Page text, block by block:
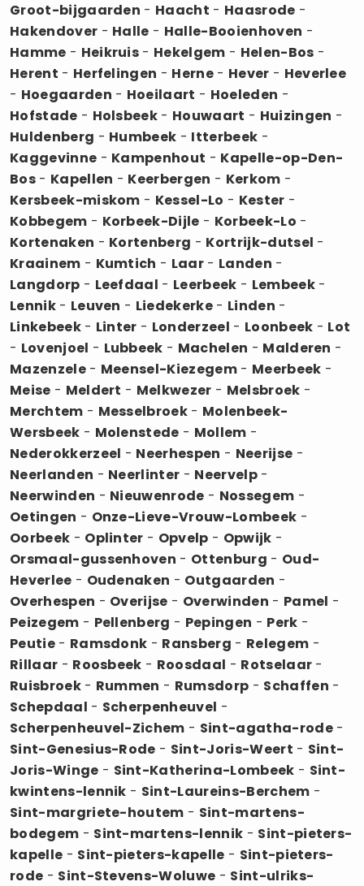
Groot-bijgaarden - Haacht - Haasrode -
Hakendover - Halle - Halle-Booienhoven -
Hamme - Heikruis - Hekelgem - Helen-Bos -
Herent - Herfelingen - Herne - Hever - Heverlee
- Hoegaarden - Hoeilaart - Hoeleden -
Hofstade - Holsbeek - Houwaart - Huizingen -
Huldenberg - Humbeek - Itterbeek -
Kaggevinne - Kampenhout - Kapelle-op-Den-
Bos- Kapellen - Keerbergen - Kerkom -
Kersbeek-miskom - Kessel-Lo - Kester -
Kobbegem - Korbeek-Dijle - Korbeek-Lo -
Kortenaken - Kortenberg - Kortrijk-dutsel -
Kraainem - Kumtich - Laar - Landen -
Langdorp - Leefdaal - Leerbeek - Lembeek-
Lennik- Leuven - Liedekerke- Linden -
Linkebeek- Linter - Londerzeel - Loonbeek - Lot
- Lovenjoel - Lubbeek - Machelen - Malderen -
Mazenzele- Meensel-Kiezegem- Meerbeek -
Meise - Meldert - Melkwezer - Melsbroek -
Merchtem - Messelbroek - Molenbeek-
Wersbeek - Molenstede - Mollem -
Nederokkerzeel - Neerhespen - Neerijse -
Neerlanden - Neerlinter - Neervelp-
Neerwinden - Nieuwenrode - Nossegem -
Oetingen - Onze-Lieve-Vrouw-Lombeek -
Oorbeek - Oplinter - Opvelp - Opwijk -
Orsmaal-gussenhoven - Ottenburg - Oud-
Heverlee - Oudenaken - Outgaarden -
Overhespen - Overijse - Overwinden - Pamel -
Peizegem - Pellenberg - Pepingen - Perk -
Peutie- Ramsdonk - Ransberg - Relegem -
Rillaar - Roosbeek - Roosdaal - Rotselaar -
Ruisbroek- Rummen - Rumsdorp - Schaffen -
Schepdaal - Scherpenheuvel -
Scherpenheuvel-Zichem - Sint-agatha-rode-
Sint-Genesius-Rode - Sint-Joris-Weert - Sint-
Joris-Winge - Sint-Katherina-Lombeek - Sint-
kwintens-lennik - Sint-Laureins-Berchem -
Sint-margriete-houtem - Sint-martens-
bodegem - Sint-martens-lennik - Sint-pieters-
kapelle - Sint-pieters-kapelle - Sint-pieters-
rode - Sint-Stevens-Woluwe - Sint-ulriks-